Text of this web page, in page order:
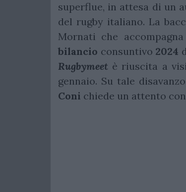
superflue, in attesa di un
del rugby italiano. La
Mornati che
bilancio consuntivo 2024
Rugbymeet è riuscita a
gennaio. Su tale
Coni chiede un attento